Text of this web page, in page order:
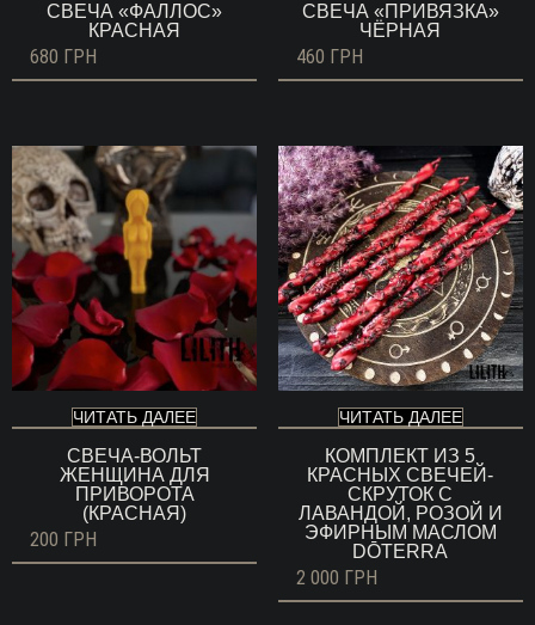
СВЕЧА «ФАЛЛОС»
КРАСНАЯ
680 ГРН
СВЕЧА «ПРИВЯЗКА»
ЧЁРНАЯ
460 ГРН
ЧИТАТЬ ДАЛЕЕ
СВЕЧА-ВОЛЬТ
ЖЕНЩИНА ДЛЯ
ПРИВОРОТА
(КРАСНАЯ)
200 ГРН
ЧИТАТЬ ДАЛЕЕ
КОМПЛЕКТ ИЗ 5
КРАСНЫХ СВЕЧЕЙ-
СКРУТОК С
ЛАВАНДОЙ, РОЗОЙ И
ЭФИРНЫМ МАСЛОМ
DŌTERRA
2 000 ГРН